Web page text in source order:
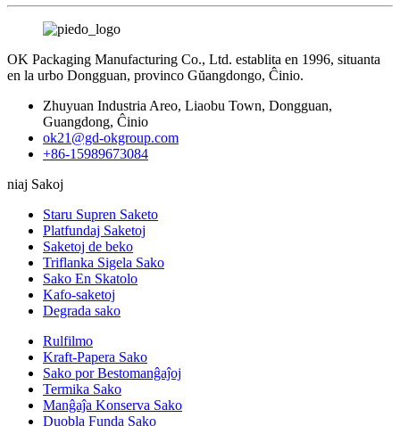
OK Packaging Manufacturing Co., Ltd. establita en 1996, situanta
en la urbo Dongguan, provinco Gŭangdongo, Ĉinio.
Zhuyuan Industria Areo, Liaobu Town, Dongguan,
Guangdong, Ĉinio
ok21@gd-okgroup.com
+86-15989673084
niaj Sakoj
Staru Supren Saketo
Platfundaj Saketoj
Saketoj de beko
Triflanka Sigela Sako
Sako En Skatolo
Kafo-saketoj
Degrada sako
Rulfilmo
Kraft-Papera Sako
Sako por Bestomanĝaĵoj
Termika Sako
Manĝaĵa Konserva Sako
Duobla Funda Sako